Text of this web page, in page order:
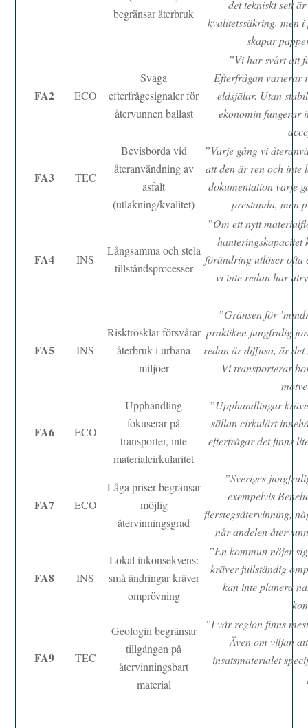
begränsar återbruk
det tekniskt sett
kvalitetssäkring, men
skapar
FA2 ECO
Svaga
efterfrågesignaler för
återvunnen ballast
”Vi har svårt att
Efterfrågan varierar
eldsjälar. Utan
ekonomin fungerar
FA3 TEC
Bevisbörda vid
återanvändning av
asfalt
(utlakning/kvalitet)
”Varje gång vi
att den är ren och inte
dokumentation varje
prestanda, men
FA4 INS
Långsamma och stela
tillståndsprocesser
”Om ett nytt
hanteringskapacitet
förändring utlöser ofta
vi inte redan har
FA5 INS
Risktrösklar försvårar
återbruk i urbana
miljöer
”Gränsen för
praktiken jungfrulig
redan är diffusa, är
Vi transporterar
FA6 ECO
Upphandling
fokuserar på
transporter, inte
materialcirkularitet
”Upphandlingar
sällan cirkulärt
efterfrågar det finns
FA7 ECO
Låga priser begränsar
möjlig
återvinningsgrad
”Sveriges
exempelvis
flerstegsåtervinning,
når andelen
FA8 INS
Lokal inkonsekvens:
små ändringar kräver
omprövning
”En kommun nöjer
kräver fullständig
kan inte planera
FA9 TEC
Geologin begränsar
tillgången på
återvinningsbart
material
”I vår region finns
Även om viljan
insatsmaterialet